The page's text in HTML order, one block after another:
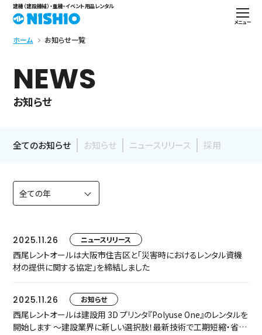
建機（建設機械）・重機・イベント用品レンタル
メニュー
ホーム お知らせ一覧
NEWS
お知らせ
全てのお知らせ お知らせ ニュースリリース 採用
2025.11.26 ニュースリリース
西尾レントオールは大阪市住吉区と「災害時におけるレンタル資機
材の提供に関する協定」を締結しました
2025.11.26 お知らせ
西尾レントオールは建設用 3D プリンタ『Polyuse One』のレンタルを
開始します ～建設業界に新しい選択肢！最新技術で工期短縮・省人